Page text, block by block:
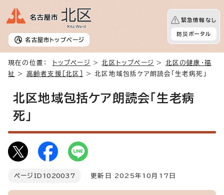
名古屋市 トップページ
緊急情報なし
防災ポータル
現在の位置： トップページ >北区トップページ > 北区の健康・福
祉
> 高齢者支援［北区］ > 北区地域包括ケア朗読会「生老病死」
北区地域包括ケア朗読会「生老病
死」
ページID 1020037 更新日 2025年10月17日